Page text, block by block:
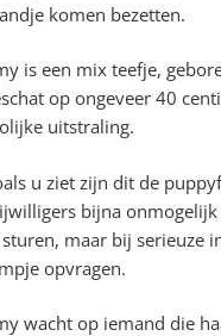
komen bezetten.
is een mix teefje,
op ongeveer 40
uitstraling.
u ziet zijn dit de
bijna
maar bij serieuze
opvragen.
wacht op iemand die